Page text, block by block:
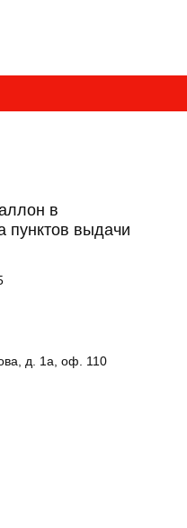
в
пунктов выдачи
д. 1а, оф. 110